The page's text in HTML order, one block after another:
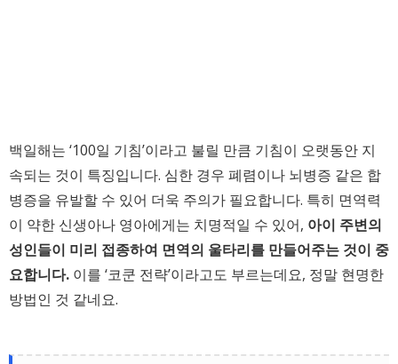
백일해는 ‘100일 기침’이라고 불릴 만큼 기침이 오랫동안 지
속되는 것이 특징입니다. 심한 경우 폐렴이나 뇌병증 같은 합
병증을 유발할 수 있어 더욱 주의가 필요합니다. 특히 면역력
이 약한 신생아나 영아에게는 치명적일 수 있어, 아이 주변의
성인들이 미리 접종하여 면역의 울타리를 만들어주는 것이 중
요합니다. 이를 ‘코쿤 전략’이라고도 부르는데요, 정말 현명한
방법인 것 같네요.